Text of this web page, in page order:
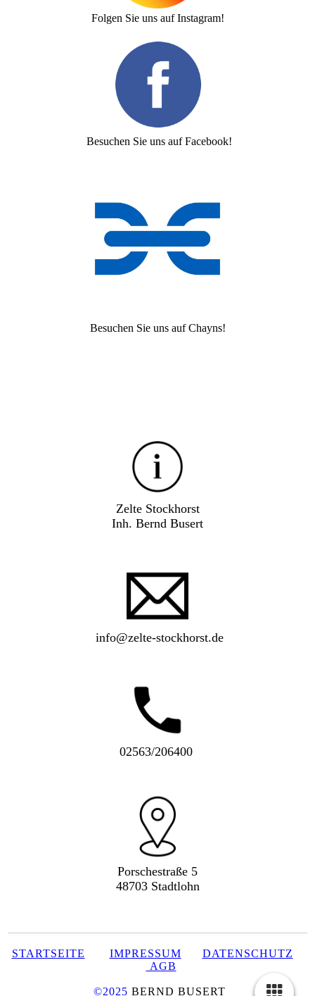
Folgen Sie uns auf Instagram!
Besuchen Sie uns auf Facebook!
Besuchen Sie uns auf Chayns!
Zelte Stockhorst
Inh. Bernd Busert
info@zelte-stockhorst.de
02563/206400
Porschestraße 5
48703 Stadtlohn
STARTSEITE IMPRESSUM
DATENSCHUTZ
AGB
©2025 BERND BUSERT